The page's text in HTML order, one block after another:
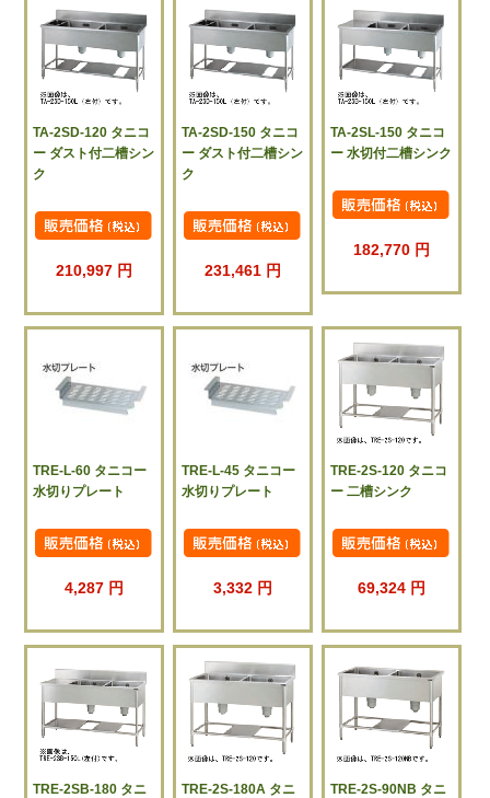
TA-2SD-120 タニコ
ー ダスト付二槽シン
ク
210,997 円
TA-2SD-150 タニコ
ー ダスト付二槽シン
ク
231,461 円
TA-2SL-150 タニコ
ー 水切付二槽シンク
182,770 円
TRE-L-60 タニコー
水切りプレート
4,287 円
TRE-L-45 タニコー
水切りプレート
3,332 円
TRE-2S-120 タニコ
ー 二槽シンク
69,324 円
TRE-2SB-180 タニ TRE-2S-180A タニ TRE-2S-90NB タニ